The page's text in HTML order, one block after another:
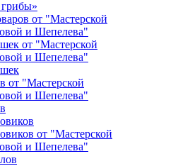
от "Мастерской
и Шепелева"
от "Мастерской
и Шепелева"
от "Мастерской
и Шепелева"
от "Мастерской
и Шепелева"